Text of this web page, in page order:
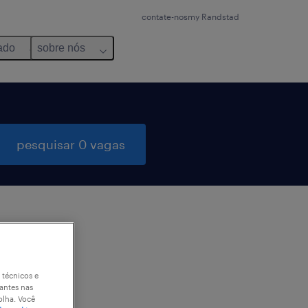
contate-nosmy Randstad
sobre nós
pesquisar 0 vagas
técnicos e
nas
Você